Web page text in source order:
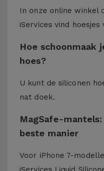
In onze online winkel
iServices vind hoesjes
Hoe schoonmaak
hoes?
U kunt de siliconen
nat doek.
MagSafe-
beste manier
Voor iPhone 7-